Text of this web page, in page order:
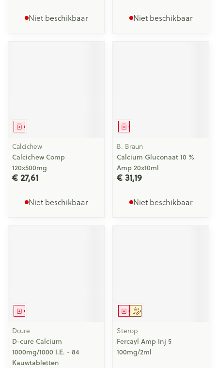
Niet beschikbaar Niet beschikbaar
Geneesmiddel
Calcichew
Calcichew Comp
120x500mg
€ 27,61
Niet beschikbaar
Geneesmiddel
B. Braun
Calcium Gluconaat 10 %
Amp 20x10ml
€ 31,19
Niet beschikbaar
Geneesmiddel
Dcure
D-cure Calcium
1000mg/1000 I.E. - 84
Kauwtabletten
Op voorschrift
Geneesmiddel
Sterop
Fercayl Amp Inj 5
100mg/2ml